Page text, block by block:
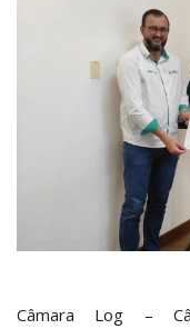
Câmara Log –